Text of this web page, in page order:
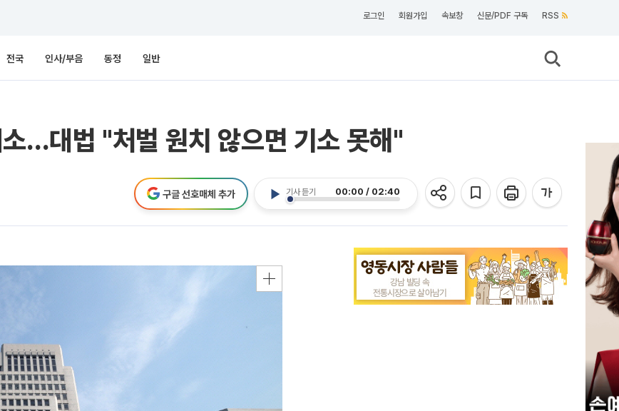
로그인 회원가입 속보창 신문/PDF 구독 RSS
전국 인사/부음 동정 일반
…대법 "처벌 원치 않으면 기소 못해"
기사 듣기 00:00 / 02:40
구글 선호매체 추가